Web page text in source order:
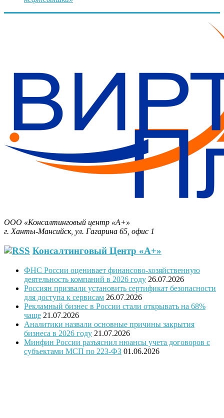
ООО «Консалтинговый центр «А+»
г. Ханты-Мансийск, ул. Гагарина 65, офис 1
Консалтинговый Центр «А+»
ФНС России оценивает финансово-хозяйственную
деятельность компаний в 2026 году 26.07.2026
Россиян призвали установить сертификат безопасности
для доступа к сервисам 26.07.2026
Рекламный бизнес в России стали открывать на 68%
чаще 21.07.2026
Аналитики назвали основные причины закрытия
бизнеса в 2026 году 21.07.2026
Минфин России разъяснил нюансы учета договоров с
субъектами МСП по 223-ФЗ 01.06.2026